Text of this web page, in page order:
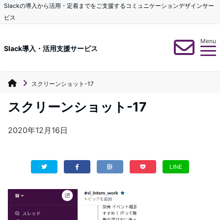
Slackの導入から活用・定着までをご支援するコミュニケーションデザインサー
ビス
Slack導入・活用支援サービス
Menu
スクリーンショット-17
スクリーンショット-17
2020年12月16日
LINE